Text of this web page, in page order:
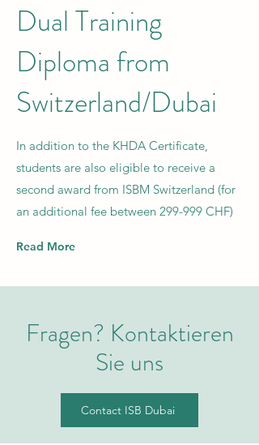
Dual Training
Diploma from
Switzerland/Dubai
In addition to the KHDA Certificate,
students are also eligible to receive a
second award from ISBM Switzerland (for
an additional fee between 299-999 CHF)
Read More
Fragen? Kontaktieren
Sie uns
Contact ISB Dubai